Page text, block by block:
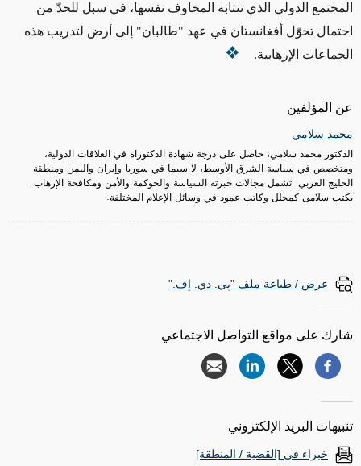
عن المؤلفين
محمد سلامي
الدكتور محمد سلامي، حاصل على درجة شهادة الدكتوراه في العلاقات الدولية،
ومتخصص في سياسة الشرق الأوسط، لا سيما في سوريا وإيران واليمن ومنطقة
الخليج العربي. تشمل مجالات خبرته السياسة والحوكمة والأمن ومكافحة الإرهاب.
يكتب سلامى كمحلل وكاتب عمود في وسائل الإعلام المختلفة.
المجتمع الدولي الذي تنتابه المخاوف نفسها، في سبل للحدّ من
احتمال تحوّل أفغانستان في عهد "طالبان" إلى أرض لتدريب هذه
الجماعات الإرهابية.
عرض / طباعة ملف "پي. دي. إف."
شارك على مواقع التواصل الاجتماعي
تنبيهات البريد الإلكتروني
خبراء في [القضية / المنطقة]